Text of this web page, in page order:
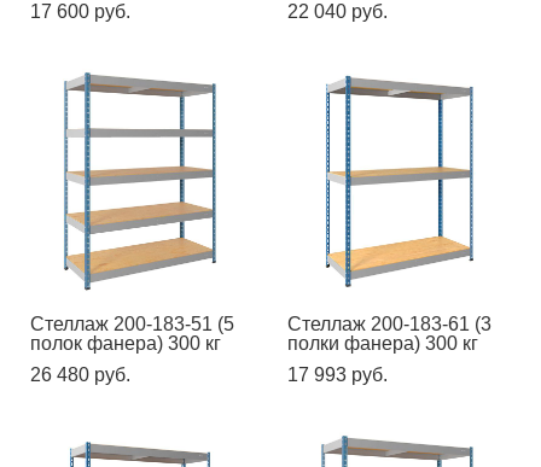
17 600 pуб.
22 040 pуб.
Стеллаж 200-183-51 (5
полок фанера) 300 кг
26 480 pуб.
Стеллаж 200-183-61 (3
полки фанера) 300 кг
17 993 pуб.